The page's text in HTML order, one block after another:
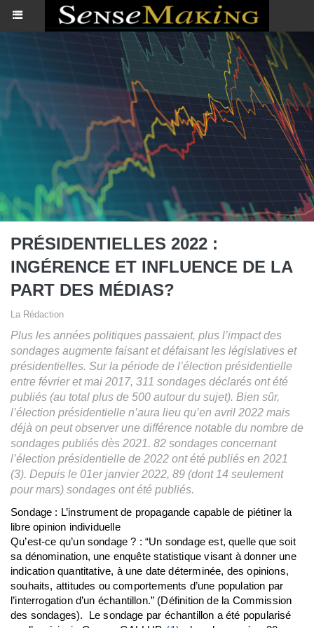
PRÉSIDENTIELLES 2022 :
INGÉRENCE ET INFLUENCE DE LA
PART DES MÉDIAS?
La Rédaction
Plus les années politiques passaient, plus l’impact des
sondages augmente faisant et défaisant les législatives et
présidentielles. Sur la période de l’élection présidentielle
entre février et mai 2017, 311 sondages déclarés ont été
publiés (au total plus de 500 autour du sujet). Bien sûr,
l’élection présidentielle n’aura lieu qu’en avril 2022 mais
déjà on peut observer une différence notable du nombre de
sondages publiés dès 2021. 82 sondages concernant
l’élection présidentielle de 2022 ont été publiés en 2021
(3). Depuis le 01er janvier 2022, 89 (dont 14 seulement
pour mars) sondages ont été publiés.
Sondage : L’instrument de propagande capable de piétiner la
libre opinion individuelle
Qu’est-ce qu’un sondage ? : “Un sondage est, quelle que soit
sa dénomination, une enquête statistique visant à donner une
indication quantitative, à une date déterminée, des opinions,
souhaits, attitudes ou comportements d’une population par
l’interrogation d’un échantillon.” (Définition de la Commission
des sondages). Le sondage par échantillon a été popularisé